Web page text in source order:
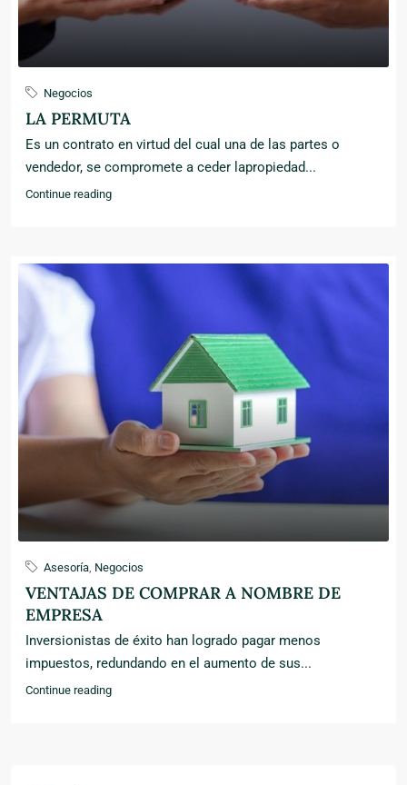
Negocios
LA PERMUTA
Es un contrato en virtud del cual una de las partes o
vendedor, se compromete a ceder lapropiedad...
Continue reading
Asesoría Negocios
VENTAJAS DE COMPRAR A NOMBRE DE
EMPRESA
Inversionistas de éxito han logrado pagar menos
impuestos, redundando en el aumento de sus...
Continue reading